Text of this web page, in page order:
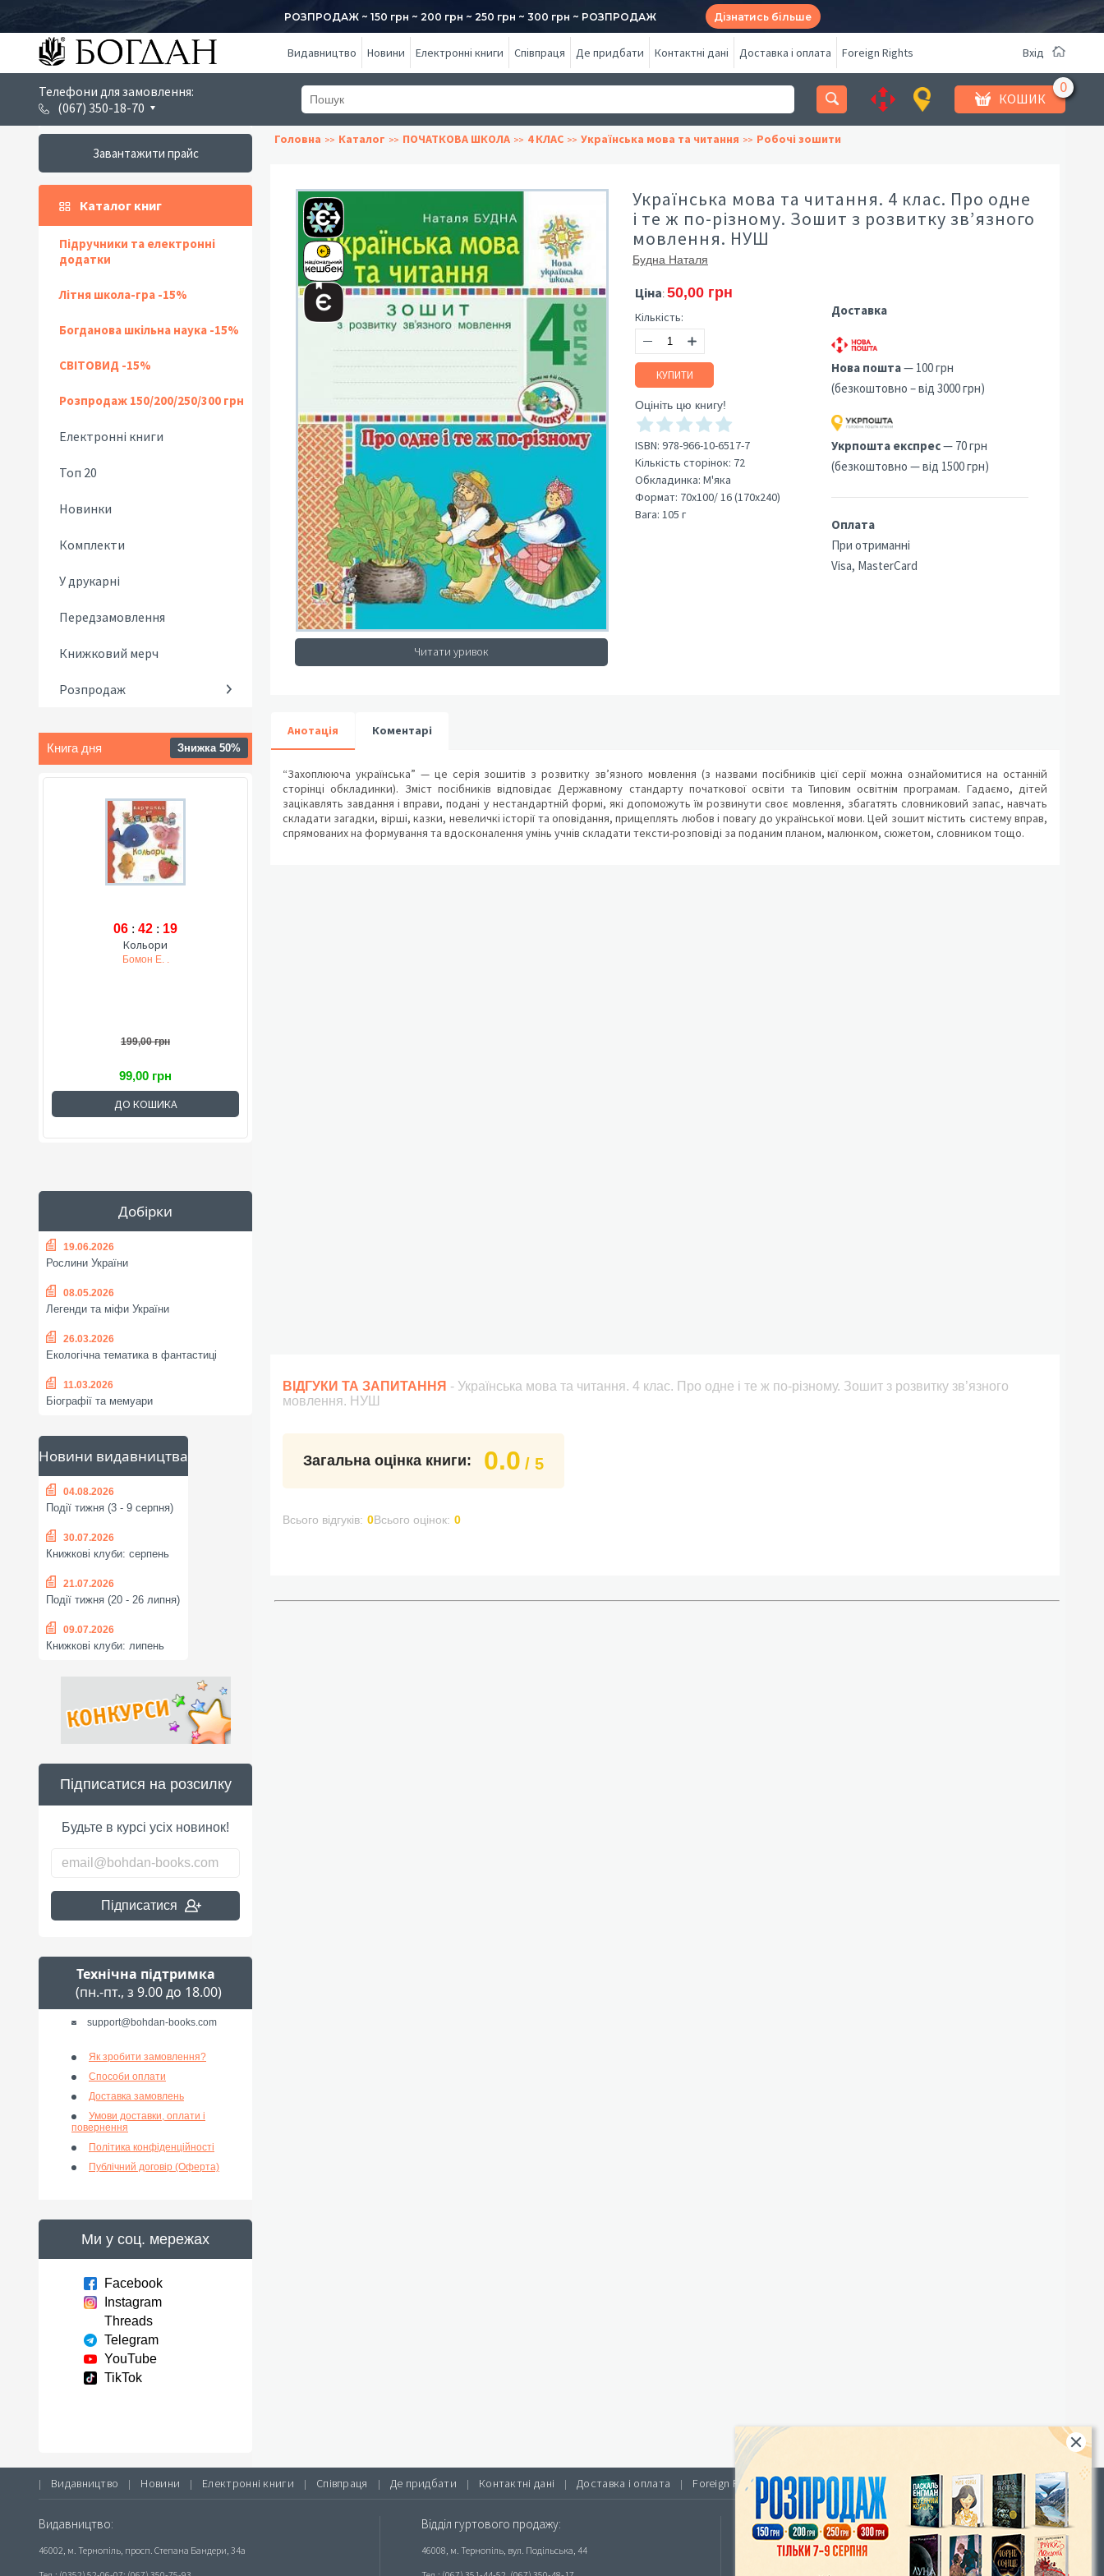
РОЗПРОДАЖ ~ 150 грн ~ 200 грн ~ 250 грн ~ 300 грн ~ РОЗПРОДАЖ Дізнатись більше
Видавництво Новини Електронні книги Співпраця Де придбати Контактні дані Доставка і оплата Foreign Rights Вхід
Телефони для замовлення:
(067) 350-18-70
КОШИК
Завантажити прайс
Каталог книг
Підручники та електронні
додатки
Літня школа-гра -15%
Богданова шкільна наука -15%
СВІТОВИД -15%
Розпродаж 150/200/250/300 грн
Електронні книги
Топ 20
Новинки
Комплекти
У друкарні
Передзамовлення
Книжковий мерч
Розпродаж
Книга дня Знижка 50%
06 : 42 : 18
Кольори
Бомон Е. .
199,00 грн
99,00 грн
ДО КОШИКА
Добірки
19.06.2026
Рослини України
08.05.2026
Легенди та міфи України
26.03.2026
Екологічна тематика в фантастиці
11.03.2026
Біографії та мемуари
Новини видавництва
04.08.2026
Події тижня (3 - 9 серпня)
30.07.2026
Книжкові клуби: серпень
21.07.2026
Події тижня (20 - 26 липня)
09.07.2026
Книжкові клуби: липень
Підписатися на розсилку
Будьте в курсі усіх новинок!
Підписатися
Технічна підтримка
(пн.-пт., з 9.00 до 18.00)
support@bohdan-books.com
Як зробити замовлення?
Способи оплати
Доставка замовлень
Умови доставки, оплати і
повернення
Політика конфіденційності
Публічний договір (Оферта)
Ми у соц. мережах
Facebook
Instagram
Threads
Telegram
YouTube
TikTok
Головна Каталог ПОЧАТКОВА ШКОЛА 4 КЛАС Українська мова та читання Робочі зошити
Читати уривок
Українська мова та читання. 4 клас. Про одне
і те ж по-різному. Зошит з розвитку зв’язного
мовлення. НУШ
Будна Наталя
Ціна: 50,00 грн
Кількість:
КУПИТИ
Оцініть цю книгу!
ISBN: 978-966-10-6517-7
Кількість сторінок: 72
Обкладинка: М'яка
Формат: 70х100/ 16 (170х240)
Вага: 105 г
Доставка
Нова пошта— 100 грн
(безкоштовно – від 3000 грн)
Укрпошта експрес— 70 грн
(безкоштовно — від 1500 грн)
Оплата
При отриманні
Visa, MasterCard
Анотація Коментарі
“Захоплююча українська” — це серія зошитів з розвитку зв’язного мовлення (з назвами посібників цієї серії можна ознайомитися на останній
сторінці обкладинки). Зміст посібників відповідає Державному стандарту початкової освіти та Типовим освітнім програмам. Гадаємо, дітей
зацікавлять завдання і вправи, подані у нестандартній формі, які допоможуть їм розвинути своє мовлення, збагатять словниковий запас, навчать
складати загадки, вірші, казки, невеличкі історії та оповідання, прищеплять любов і повагу до української мови. Цей зошит містить систему вправ,
спрямованих на формування та вдосконалення умінь учнів складати тексти-розповіді за поданим планом, малюнком, сюжетом, словником тощо.
ВІДГУКИ ТА ЗАПИТАННЯ - Українська мова та читання. 4 клас. Про одне і те ж по-різному. Зошит з розвитку зв’язного
мовлення. НУШ
Загальна оцінка книги: 0.0 / 5
Всього відгуків: 0Всього оцінок: 0
| Видавництво | Новини | Електронні книги | Співпраця | Де придбати | Контактні дані | Доставка і оплата | Foreign Rights |
Видавництво:
46002, м. Тернопіль, просп. Степана Бандери, 34а
Відділ гуртового продажу:
46008, м. Тернопіль, вул. Подільська, 44
Інтернет-магазин «Видавництво Богдан»:
46018, м. Тернопіль, А/С 529